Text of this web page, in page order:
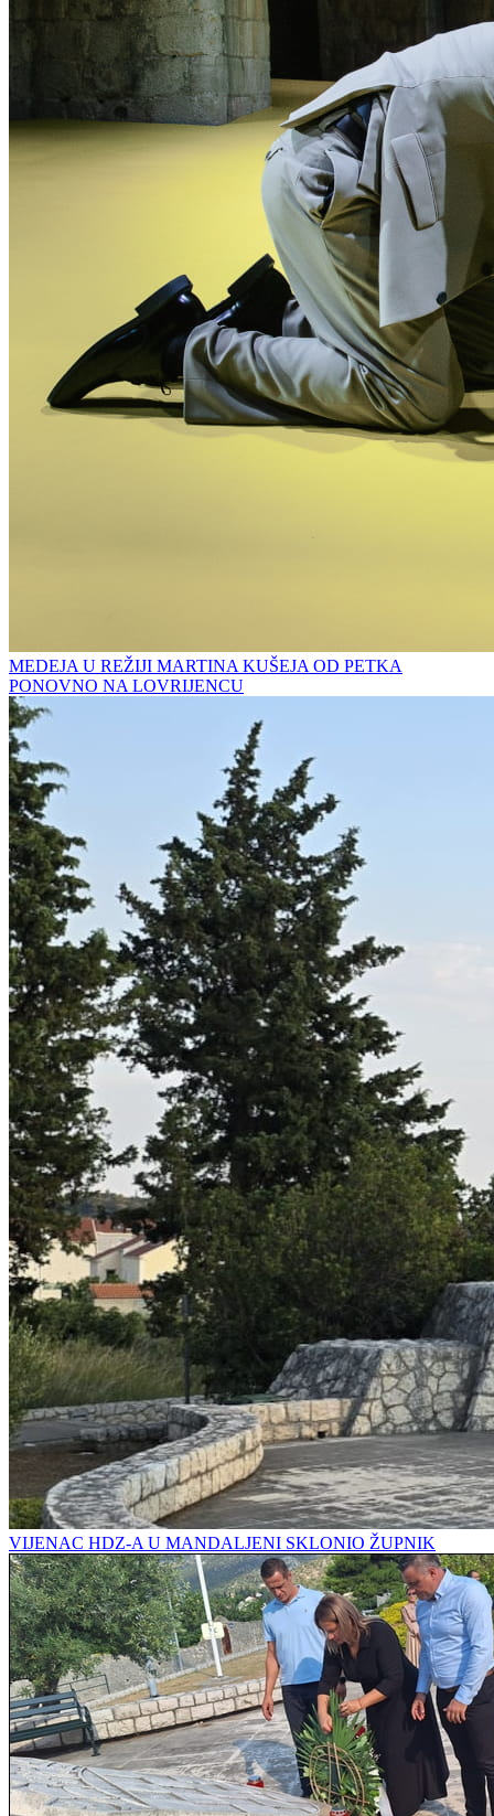
MEDEJA U REŽIJI MARTINA KUŠEJA OD PETKA
PONOVNO NA LOVRIJENCU
VIJENAC HDZ-A U MANDALJENI SKLONIO ŽUPNIK